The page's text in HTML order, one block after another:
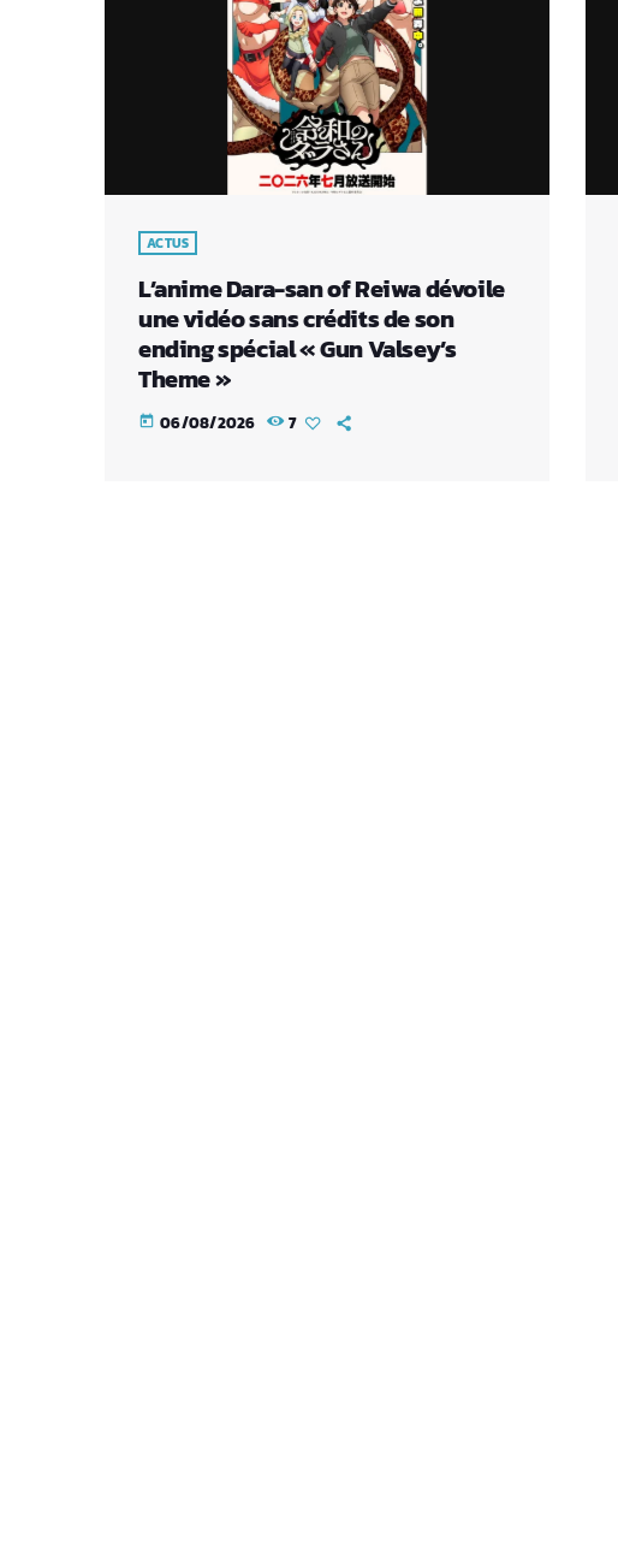
ACTUS
L’anime Dara-san of Reiwa dévoile
une vidéo sans crédits de son
ending spécial « Gun Valsey’s
Theme »
today 06/08/2026 7